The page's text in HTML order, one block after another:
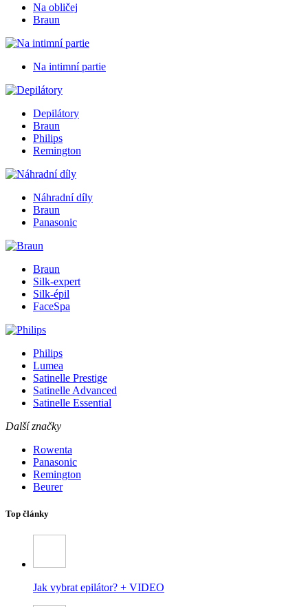
Na obličej
Braun
Na intimní partie
Depilátory
Braun
Philips
Remington
Náhradní díly
Braun
Panasonic
Braun
Silk-expert
Silk-épil
FaceSpa
Philips
Lumea
Satinelle Prestige
Satinelle Advanced
Satinelle Essential
Další značky
Rowenta
Panasonic
Remington
Beurer
Top články
Jak vybrat epilátor? + VIDEO